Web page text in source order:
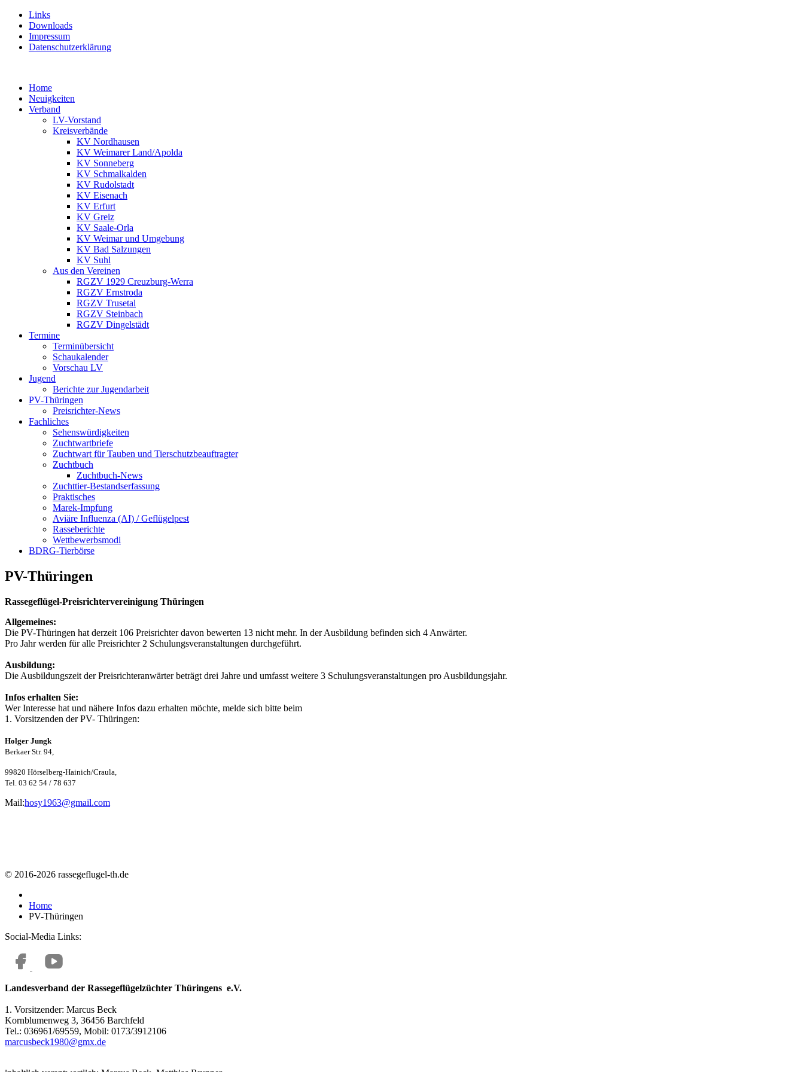
Links
Downloads
Impressum
Datenschutzerklärung
Home
Neuigkeiten
Verband
LV-Vorstand
Kreisverbände
KV Nordhausen
KV Weimarer Land/Apolda
KV Sonneberg
KV Schmalkalden
KV Rudolstadt
KV Eisenach
KV Erfurt
KV Greiz
KV Saale-Orla
KV Weimar und Umgebung
KV Bad Salzungen
KV Suhl
Aus den Vereinen
RGZV 1929 Creuzburg-Werra
RGZV Ernstroda
RGZV Trusetal
RGZV Steinbach
RGZV Dingelstädt
Termine
Terminübersicht
Schaukalender
Vorschau LV
Jugend
Berichte zur Jugendarbeit
PV-Thüringen
Preisrichter-News
Fachliches
Sehenswürdigkeiten
Zuchtwartbriefe
Zuchtwart für Tauben und Tierschutzbeauftragter
Zuchtbuch
Zuchtbuch-News
Zuchttier-Bestandserfassung
Praktisches
Marek-Impfung
Aviäre Influenza (AI) / Geflügelpest
Rasseberichte
Wettbewerbsmodi
BDRG-Tierbörse
PV-Thüringen
Rassegeflügel-Preisrichtervereinigung Thüringen
Allgemeines:
Die PV-Thüringen hat derzeit 106 Preisrichter davon bewerten 13 nicht mehr. In der Ausbildung befinden sich 4 Anwärter.
Pro Jahr werden für alle Preisrichter 2 Schulungsveranstaltungen durchgeführt.
Ausbildung:
Die Ausbildungszeit der Preisrichteranwärter beträgt drei Jahre und umfasst weitere 3 Schulungsveranstaltungen pro Ausbildungsjahr.
Infos erhalten Sie:
Wer Interesse hat und nähere Infos dazu erhalten möchte, melde sich bitte beim
1. Vorsitzenden der PV- Thüringen:
Holger Jungk
Berkaer Str. 94,
99820 Hörselberg-Hainich/Craula,
Tel. 03 62 54 / 78 637
Mail:hosy1963@gmail.com
© 2016-2026 rassegeflugel-th.de
Home
PV-Thüringen
Social-Media Links:
Landesverband der Rassegeflügelzüchter Thüringens e.V.
1. Vorsitzender: Marcus Beck
Kornblumenweg 3, 36456 Barchfeld
Tel.: 036961/69559, Mobil: 0173/3912106
marcusbeck1980@gmx.de